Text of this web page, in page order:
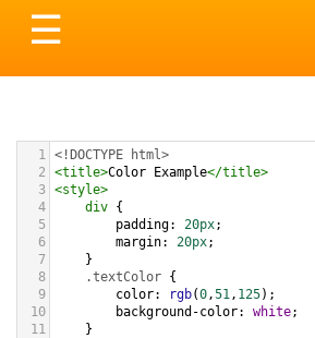
Toggle
navigation
☰
1 <!DOCTYPE html>
2
<title>Color Example</title>
3 <style>
4
div {
5
padding: 20px;
6
margin: 20px;
7
}
8
.textColor {
9
color: rgb(0,51, 125);
10
background-color: white;
11
}